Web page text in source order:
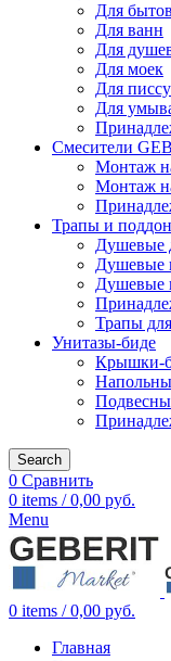
Для
Для ванн
Для
Для моек
Для
Для
Смесители
Монтаж
Монтаж
Трапы и
Душевые
Душевые
Душевые
Трапы
Унитазы-биде
Крышки-
Search
0 Сравнить
0 items / 0,00 руб.
Menu
0 items / 0,00 руб.
Главная